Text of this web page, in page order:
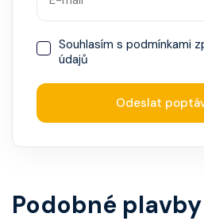
Souhlasím s podmínkami
údajů
Odeslat
Podobné plavby